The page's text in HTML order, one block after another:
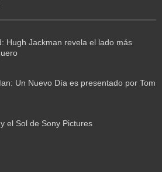
Hugh Jackman revela el lado más
Un Nuevo Día es presentado por Tom
el Sol de Sony Pictures